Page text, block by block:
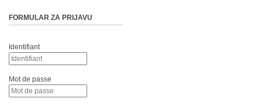
FORMULAR ZA PRIJAVU
Identifiant
Mot de passe